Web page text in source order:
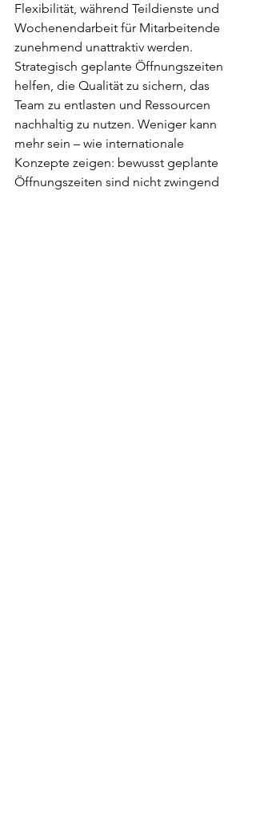
Flexibilität, während Teildienste und
Wochenendarbeit für Mitarbeitende
zunehmend unattraktiv werden.
Strategisch geplante Öffnungszeiten
helfen, die Qualität zu sichern, das
Team zu entlasten und Ressourcen
nachhaltig zu nutzen. Weniger kann
mehr sein – wie internationale
Konzepte zeigen: bewusst geplante
Öffnungszeiten sind nicht zwingend